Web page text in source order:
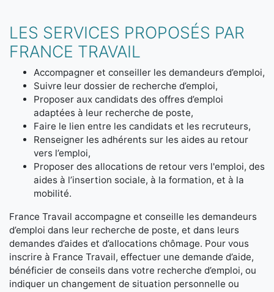
LES SERVICES PROPOSÉS PAR
FRANCE TRAVAIL
Accompagner et conseiller les demandeurs d’emploi,
Suivre leur dossier de recherche d’emploi,
Proposer aux candidats des offres d’emploi
adaptées à leur recherche de poste,
Faire le lien entre les candidats et les recruteurs,
Renseigner les adhérents sur les aides au retour
vers l’emploi,
Proposer des allocations de retour vers l'emploi, des
aides à l’insertion sociale, à la formation, et à la
mobilité.
France Travail accompagne et conseille les demandeurs
d’emploi dans leur recherche de poste, et dans leurs
demandes d’aides et d’allocations chômage. Pour vous
inscrire à France Travail, effectuer une demande d’aide,
bénéficier de conseils dans votre recherche d’emploi, ou
indiquer un changement de situation personnelle ou